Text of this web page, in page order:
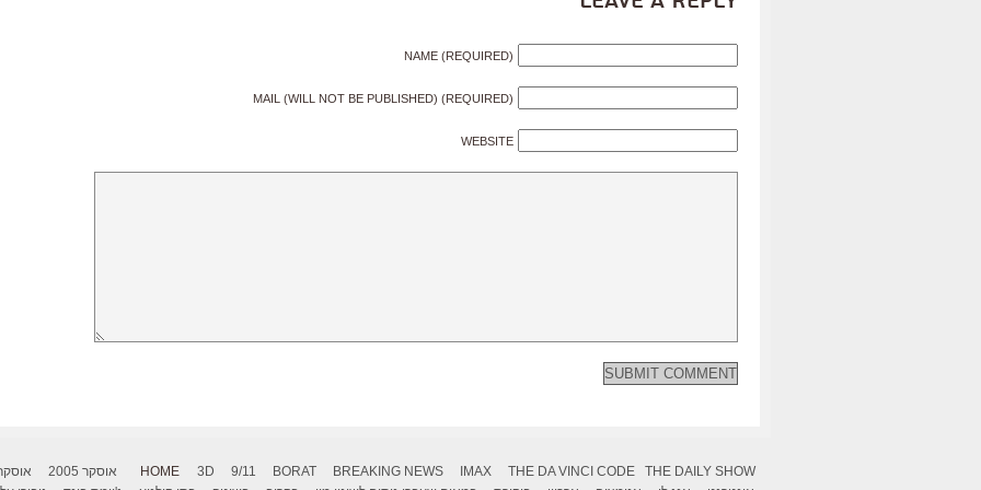
NAME (REQUIRED)
MAIL (WILL NOT BE PUBLISHED) (REQUIRED)
WEBSITE
HOME 3D 9/11 BORAT BREAKING NEWS IMAX THE DA VINCI CODE THE DAILY SHOW אוסקר 2005 אוסקר